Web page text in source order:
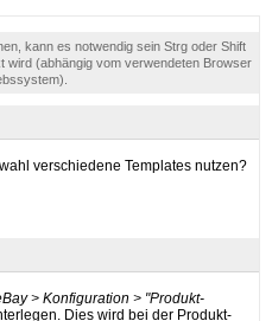
kann es notwendig sein Strg oder Shift
(abhängig vom verwendeten Browser